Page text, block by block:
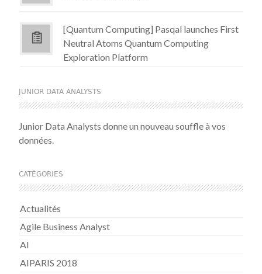
[Quantum Computing] Pasqal launches First
Neutral Atoms Quantum Computing
Exploration Platform
JUNIOR DATA ANALYSTS
Junior Data Analysts donne un nouveau souffle à vos
données.
CATÉGORIES
Actualités
Agile Business Analyst
AI
AIPARIS 2018